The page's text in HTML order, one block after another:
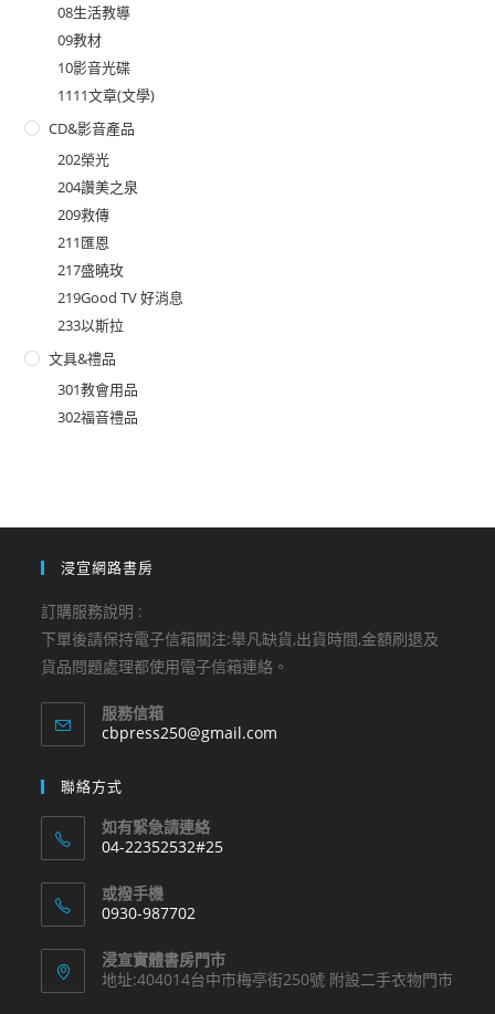
08生活教導
09教材
10影音光碟
1111文章(文學)
CD&影音產品
202榮光
204讚美之泉
209救傳
211匯恩
217盛曉玫
219Good TV 好消息
233以斯拉
文具&禮品
301教會用品
302福音禮品
浸宣網路書房
訂購服務說明 :
下單後請保持電子信箱關注:舉凡缺貨,出貨時間,金額刷退及
貨品問題處理都使用電子信箱連絡。
服務信箱
cbpress250@gmail.com
聯絡方式
如有緊急請連絡
04-22352532#25
in
your
application
或撥手機
0930-987702
in
your
浸宣實體書房門市
地址:404014台中市梅亭街250號 附設二手衣物門市